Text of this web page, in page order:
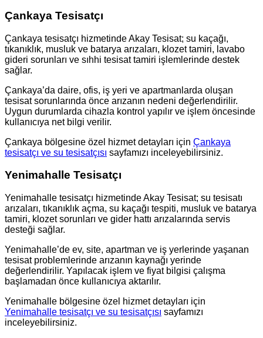
Çankaya Tesisatçı
Çankaya tesisatçı hizmetinde Akay Tesisat; su kaçağı,
tıkanıklık, musluk ve batarya arızaları, klozet tamiri, lavabo
gideri sorunları ve sıhhi tesisat tamiri işlemlerinde destek
sağlar.
Çankaya’da daire, ofis, iş yeri ve apartmanlarda oluşan
tesisat sorunlarında önce arızanın nedeni değerlendirilir.
Uygun durumlarda cihazla kontrol yapılır ve işlem öncesinde
kullanıcıya net bilgi verilir.
Çankaya bölgesine özel hizmet detayları için Çankaya
tesisatçı ve su tesisatçısı sayfamızı inceleyebilirsiniz.
Yenimahalle Tesisatçı
Yenimahalle tesisatçı hizmetinde Akay Tesisat; su tesisatı
arızaları, tıkanıklık açma, su kaçağı tespiti, musluk ve batarya
tamiri, klozet sorunları ve gider hattı arızalarında servis
desteği sağlar.
Yenimahalle’de ev, site, apartman ve iş yerlerinde yaşanan
tesisat problemlerinde arızanın kaynağı yerinde
değerlendirilir. Yapılacak işlem ve fiyat bilgisi çalışma
başlamadan önce kullanıcıya aktarılır.
Yenimahalle bölgesine özel hizmet detayları için
Yenimahalle tesisatçı ve su tesisatçısı sayfamızı
inceleyebilirsiniz.